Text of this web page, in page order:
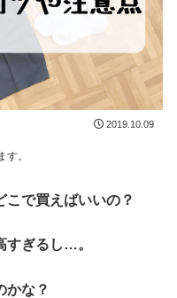
2019.10.09
。
こで買えばいいの？
すぎるし…。
かな？